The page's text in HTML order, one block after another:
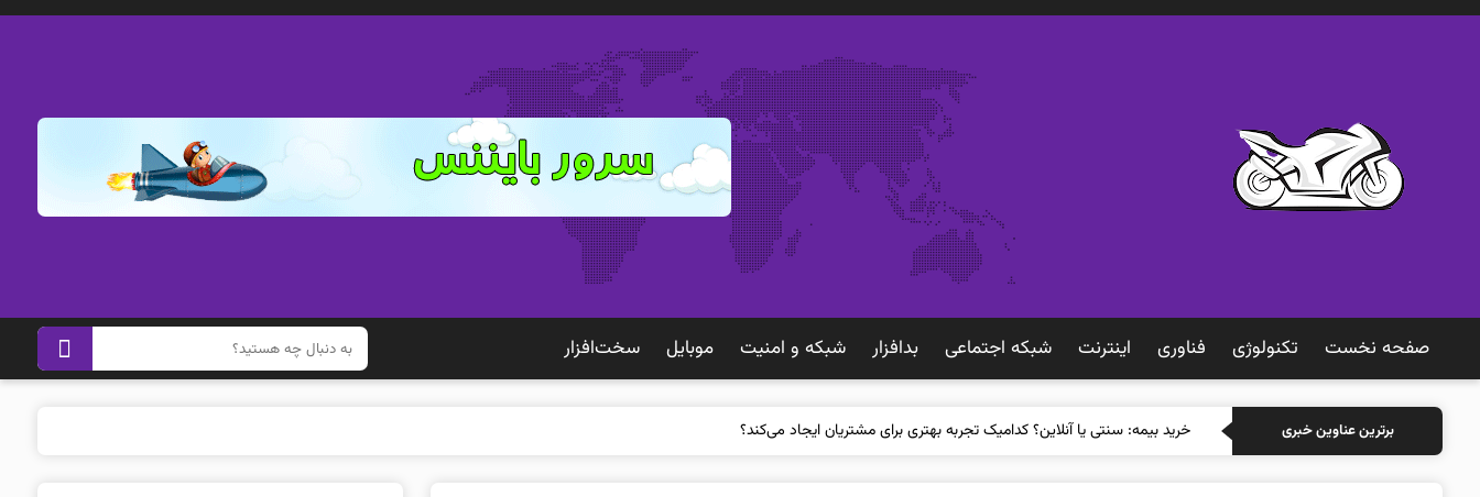
صفحه نخست تکنولوژی فناوری اينترنت شبكه اجتماعی بدافزار شبكه و امنيت موبايل سخت‌افزار
برترین عناوین خبری خرید بیمه: سنتی یا آنلاین؟ کدامیک تجربه بهتری برای مشتریان ایجاد می‌کند؟